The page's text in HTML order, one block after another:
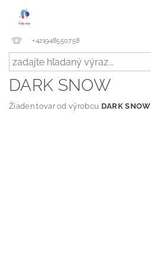
+421948550758
DARK SNOW
Žiaden tovar od výrobcu DARK SNOW